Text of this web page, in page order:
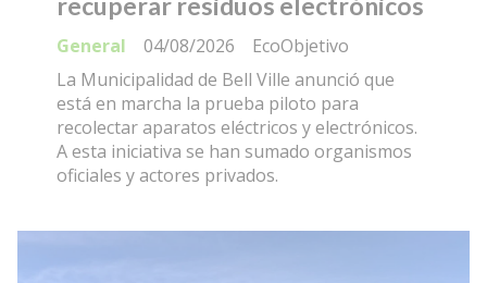
EcoObjetivo
General
04/08/2026
La Municipalidad de Bell Ville anunció que
está en marcha la prueba piloto para
recolectar aparatos eléctricos y electrónicos.
A esta iniciativa se han sumado organismos
oficiales y actores privados.